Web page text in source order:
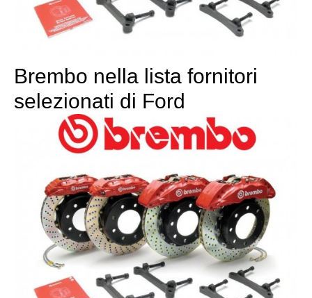
Brembo nella lista fornitori
selezionati di Ford